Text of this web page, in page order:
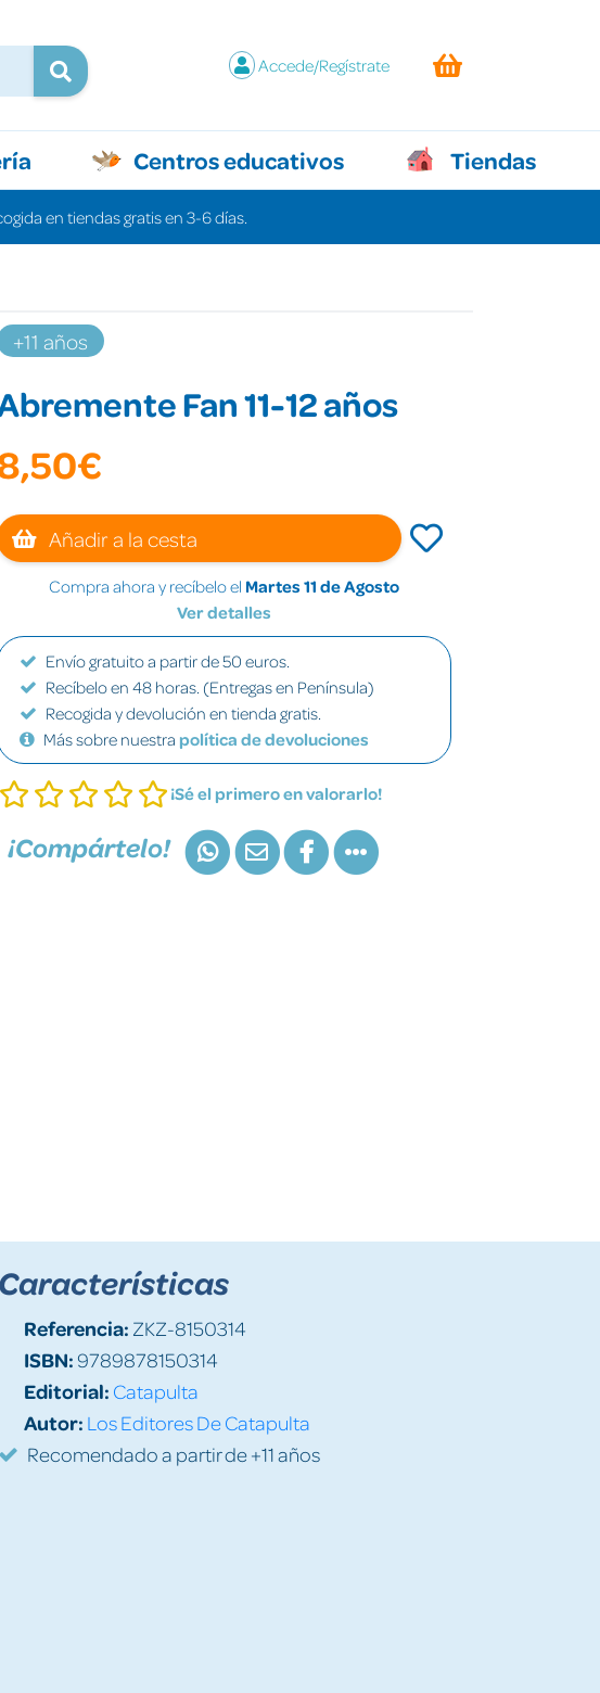
Accede/Regístrate
Centros educativos Tiendas
en tiendas gratis en 3-6 días.
+11 años
Fan 11-12 años
Añadir a la cesta
Compra ahora y recíbelo el Martes 11 de Agosto
Ver detalles
Envío gratuito a partir de 50 euros.
Recíbelo en 48 horas. (Entregas en Península)
Recogida y devolución en tienda gratis.
Más sobre nuestra política de devoluciones
¡Sé el primero en valorarlo!
¡Compártelo!
Características
Referencia: ZKZ-8150314
ISBN:9789878150314
Editorial: Catapulta
Autor: Los Editores De Catapulta
Recomendado a partir de +11 años